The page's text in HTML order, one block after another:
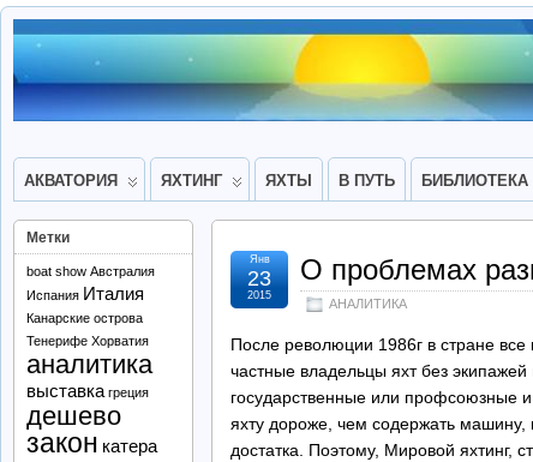
АКВАТОРИЯ ЯХТИНГ ЯХТЫ В ПУТЬ БИБЛИОТЕКА
О проблемах
АНАЛИТИКА
Янв
23
2015
После революции 1986г в стране
частные владельцы яхт без
государственные или профсоюзные и
яхту дороже, чем содержать машину,
достатка. Поэтому, Мировой яхтинг,
Метки
boat show Австралия
Испания Италия
Канарские острова
Тенерифе Хорватия
аналитика
выставка греция
дешево
закон катера